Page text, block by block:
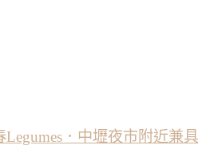
．中壢夜市附近兼